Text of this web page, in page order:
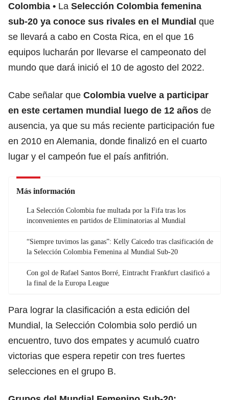
Colombia La Selección Colombia femenina
sub-20 ya conoce sus rivales en el Mundial que
se llevará a cabo en Costa Rica, en el que 16
equipos lucharán por llevarse el campeonato del
mundo que dará inició el 10 de agosto del 2022.
Cabe señalar que Colombia vuelve a participar
en este certamen mundial luego de 12 años de
ausencia, ya que su más reciente participación fue
en 2010 en Alemania, donde finalizó en el cuarto
lugar y el campeón fue el país anfitrión.
Más información
La Selección Colombia fue multada por la Fifa tras los
inconvenientes en partidos de Eliminatorias al Mundial
“Siempre tuvimos las ganas”: Kelly Caicedo tras clasificación de
la Selección Colombia Femenina al Mundial Sub-20
Con gol de Rafael Santos Borré, Eintracht Frankfurt clasificó a
la final de la Europa League
Para lograr la clasificación a esta edición del
Mundial, la Selección Colombia solo perdió un
encuentro, tuvo dos empates y acumuló cuatro
victorias que espera repetir con tres fuertes
selecciones en el grupo B.